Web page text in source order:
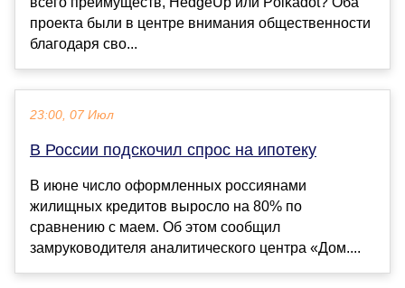
проекта были в центре внимания общественности
благодаря сво...
23:00, 07 Июл
В России подскочил спрос на ипотеку
В июне число оформленных россиянами
жилищных кредитов выросло на 80% по
сравнению с маем. Об этом сообщил
замруководителя аналитического центра «Дом....